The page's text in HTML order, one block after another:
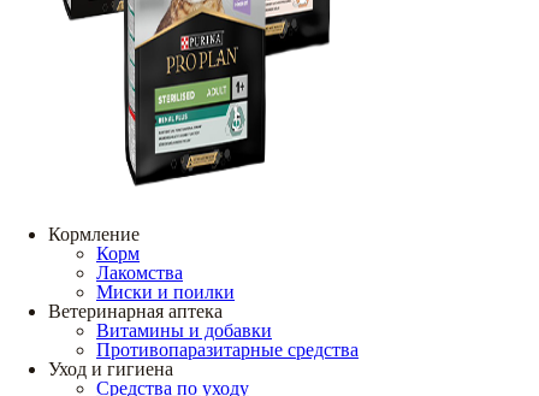
Кормление
Корм
Лакомства
Миски и поилки
Ветеринарная аптека
Витамины и добавки
Противопаразитарные средства
Уход и гигиена
Средства по уходу